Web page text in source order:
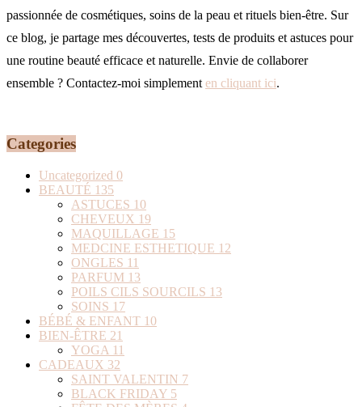
passionnée de cosmétiques, soins de la peau et rituels bien-être. Sur
ce blog, je partage mes découvertes, tests de produits et astuces pour
une routine beauté efficace et naturelle. Envie de collaborer
ensemble ? Contactez-moi simplement en cliquant ici.
Categories
Uncategorized 0
BEAUTÉ 135
ASTUCES 10
CHEVEUX 19
MAQUILLAGE 15
MEDCINE ESTHETIQUE 12
ONGLES 11
PARFUM 13
POILS CILS SOURCILS 13
SOINS 17
BÉBÉ & ENFANT 10
BIEN-ÊTRE 21
YOGA 11
CADEAUX 32
SAINT VALENTIN 7
BLACK FRIDAY 5